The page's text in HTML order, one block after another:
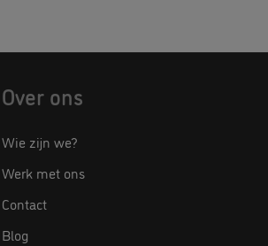
Over ons
Wie zijn we?
Werk met ons
Contact
Blog